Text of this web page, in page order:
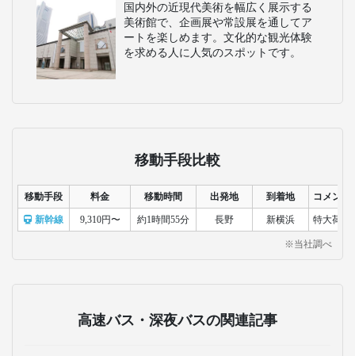
国内外の近現代美術を幅広く展示する
美術館で、企画展や常設展を通してア
ートを楽しめます。文化的な観光体験
を求める人に人気のスポットです。
移動手段比較
移動手段 料金 移動時間 出発地 到着地 コメント
新幹線 9,310円〜 約1時間55分 長野 新横浜 特大荷物
※当社調べ
高速バス・深夜バスの関連記事